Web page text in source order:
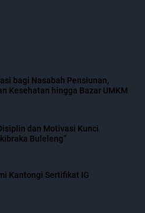
bagi Nasabah Pensiunan,
Kesehatan hingga Bazar UMKM
dan Motivasi Kunci
Buleleng”
Kantongi Sertifikat IG